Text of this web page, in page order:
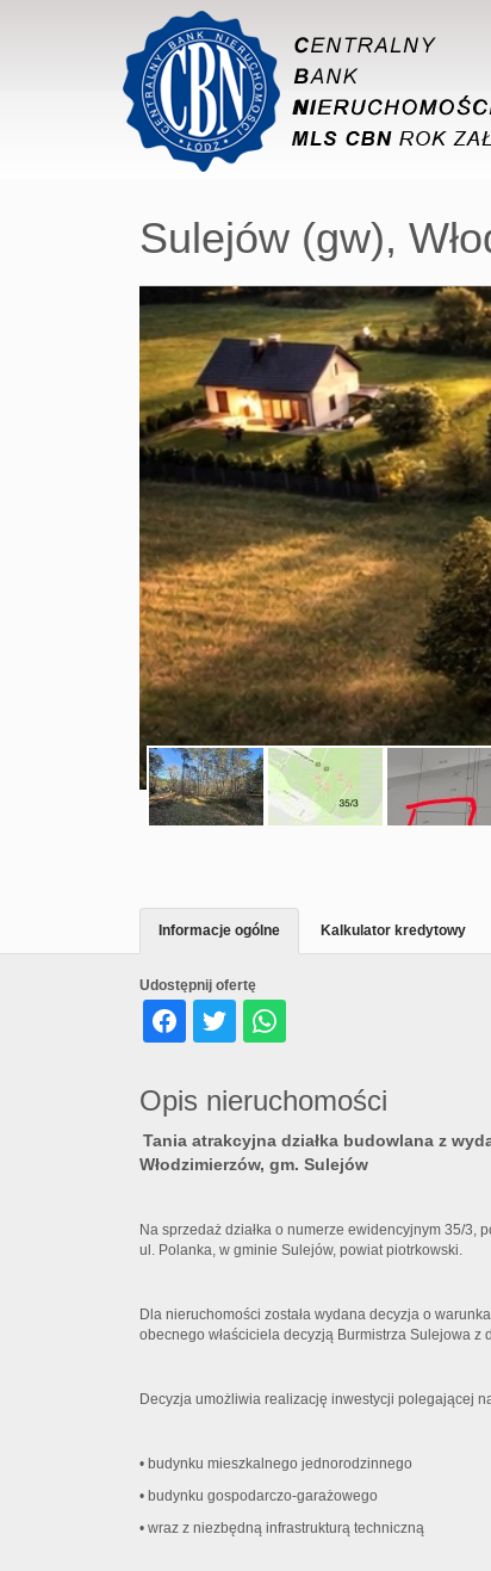
Sulejów (gw),
Udostępnij ofertę
Informacje ogólne Kalkulator kredytowy
Opis nieruchomości
Tania atrakcyjna działka budowlana z
Włodzimierzów, gm. Sulejów
Na sprzedaż działka o numerze ewidencyjnym 35/3,
ul. Polanka, w gminie Sulejów, powiat piotrkowski.
Dla nieruchomości została wydana decyzja o
obecnego właściciela decyzją Burmistrza Sulejowa z
Decyzja umożliwia realizację inwestycji polegającej
• budynku mieszkalnego jednorodzinnego
• budynku gospodarczo-garażowego
• wraz z niezbędną infrastrukturą techniczną